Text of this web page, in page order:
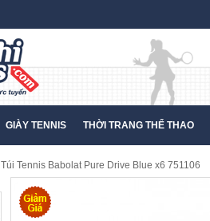
GIÀY TENNIS THỜI TRANG THỂ THAO
Túi Tennis Babolat Pure Drive Blue x6 751106